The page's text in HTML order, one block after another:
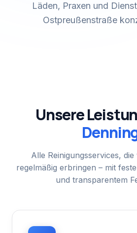
Läden, Praxen und
Ostpreußenstraße
Unsere
Alle Reinigungsservices, die
regelmäßig erbringen – mit
und transparentem